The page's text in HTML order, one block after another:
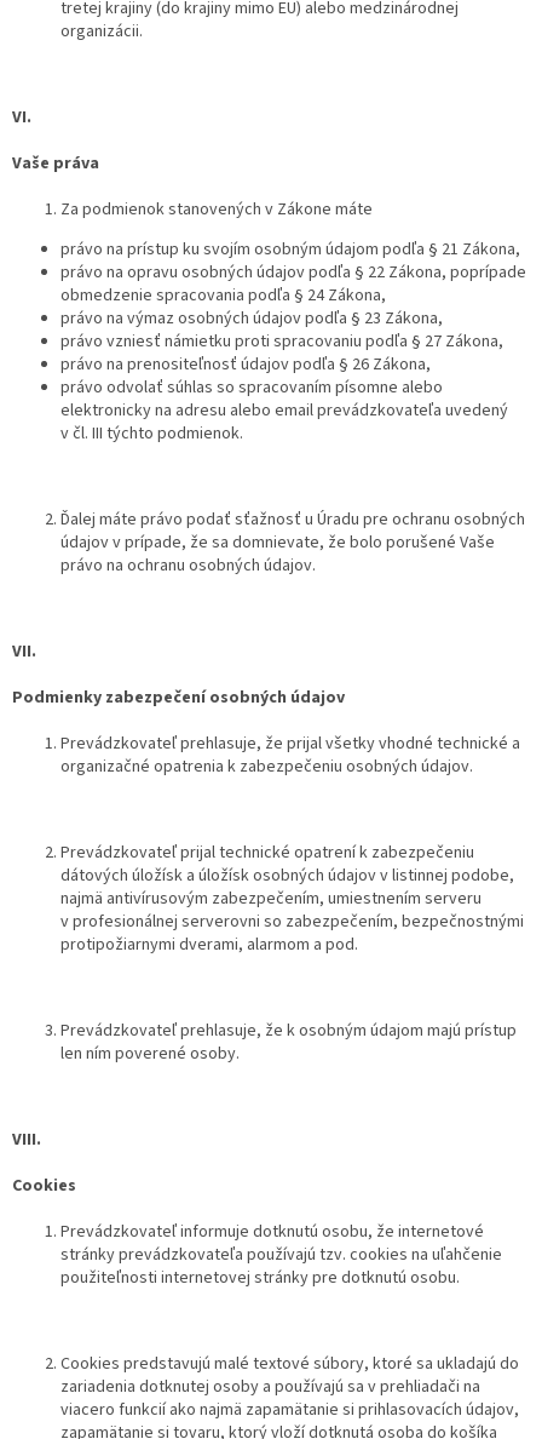
tretej krajiny (do krajiny mimo EU) alebo medzinárodnej
organizácii.
VI.
Vaše práva
Za podmienok stanovených v Zákone máte
právo na prístup ku svojím osobným údajom podľa § 21 Zákona,
právo na opravu osobných údajov podľa § 22 Zákona, poprípade
obmedzenie spracovania podľa § 24 Zákona,
právo na výmaz osobných údajov podľa § 23 Zákona,
právo vzniesť námietku proti spracovaniu podľa § 27 Zákona,
právo na prenositeľnosť údajov podľa § 26 Zákona,
právo odvolať súhlas so spracovaním písomne alebo
elektronicky na adresu alebo email prevádzkovateľa uvedený
v čl. III týchto podmienok.
Ďalej máte právo podať sťažnosť u Úradu pre ochranu osobných
údajov v prípade, že sa domnievate, že bolo porušené Vaše
právo na ochranu osobných údajov.
VII.
Podmienky zabezpečení osobných údajov
Prevádzkovateľ prehlasuje, že prijal všetky vhodné technické a
organizačné opatrenia k zabezpečeniu osobných údajov.
Prevádzkovateľ prijal technické opatrení k zabezpečeniu
dátových úložísk a úložísk osobných údajov v listinnej podobe,
najmä antivírusovým zabezpečením, umiestnením serveru
v profesionálnej serverovni so zabezpečením, bezpečnostnými
protipožiarnymi dverami, alarmom a pod.
Prevádzkovateľ prehlasuje, že k osobným údajom majú prístup
len ním poverené osoby.
VIII.
Cookies
Prevádzkovateľ informuje dotknutú osobu, že internetové
stránky prevádzkovateľa používajú tzv. cookies na uľahčenie
použiteľnosti internetovej stránky pre dotknutú osobu.
Cookies predstavujú malé textové súbory, ktoré sa ukladajú do
zariadenia dotknutej osoby a používajú sa v prehliadači na
viacero funkcií ako najmä zapamätanie si prihlasovacích údajov,
zapamätanie si tovaru, ktorý vloží dotknutá osoba do košíka